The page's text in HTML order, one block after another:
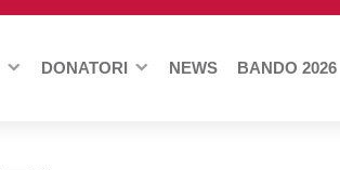
DONATORI NEWS BANDO 2026